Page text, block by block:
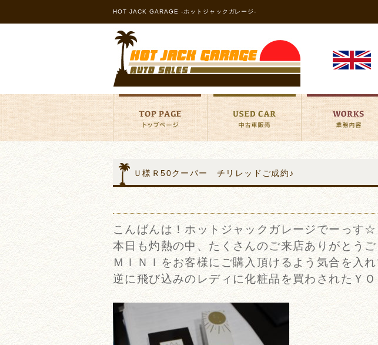
HOT JACK GARAGE -ホットジャックガレージ-
Ｕ様Ｒ50クーパー チリレッドご成約♪
こんばんは！ホットジャックガレージでーっす☆
本日も灼熱の中、たくさんのご来店ありがとう
ＭＩＮＩをお客様にご購入頂けるよう気合を入
逆に飛び込みのレディに化粧品を買わされたＹＯ